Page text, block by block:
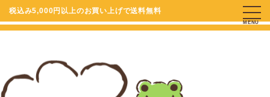
税込み5,000円以上のお買い上げで送料無料
MENU